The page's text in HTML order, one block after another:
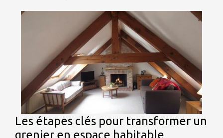
Les étapes clés pour transformer un
grenier en espace habitable